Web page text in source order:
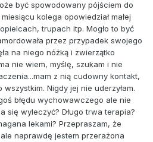
być spowodowany pójściem do
kolega opowiedział małej
trupach itp. Mogło to być
przez przypadek swojego
na niego nóżką i zwierzątko
nie wiem, myślę, szukam i nie
z nią cudowny kontakt,
Nigdy jej nie uderzyłam.
błędu wychowawczego ale nie
się wyleczyć? Długo trwa terapia?
lekami? Przepraszam, że
naprawdę jestem przerażona